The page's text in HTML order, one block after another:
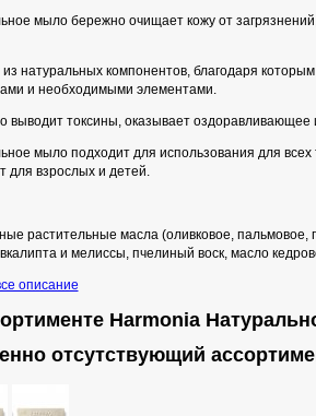
мыло бережно очищает кожу от
натуральных компонентов, благодаря
и необходимыми элементами.
выводит токсины, оказывает оздоравливающее
мыло подходит для использования для
для взрослых и детей.
растительные масла (оливковое, пальмовое,
и мелиссы, пчелиный воск, масло
описание
Harmonia
отсутствующий